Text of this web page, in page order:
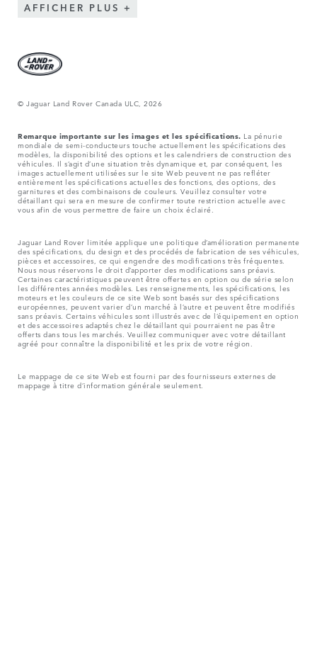
AFFICHER PLUS
© Jaguar Land Rover Canada ULC, 2026
Remarque importante sur les images et les spécifications. La pénurie
mondiale de semi-conducteurs touche actuellement les spécifications des
modèles, la disponibilité des options et les calendriers de construction des
véhicules. Il s’agit d’une situation très dynamique et, par conséquent, les
images actuellement utilisées sur le site Web peuvent ne pas refléter
entièrement les spécifications actuelles des fonctions, des options, des
garnitures et des combinaisons de couleurs. Veuillez consulter votre
détaillant qui sera en mesure de confirmer toute restriction actuelle avec
vous afin de vous permettre de faire un choix éclairé.
Jaguar Land Rover limitée applique une politique d’amélioration permanente
des spécifications, du design et des procédés de fabrication de ses véhicules,
pièces et accessoires, ce qui engendre des modifications très fréquentes.
Nous nous réservons le droit d’apporter des modifications sans préavis.
Certaines caractéristiques peuvent être offertes en option ou de série selon
les différentes années modèles. Les renseignements, les spécifications, les
moteurs et les couleurs de ce site Web sont basés sur des spécifications
européennes, peuvent varier d’un marché à l’autre et peuvent être modifiés
sans préavis. Certains véhicules sont illustrés avec de l’équipement en option
et des accessoires adaptés chez le détaillant qui pourraient ne pas être
offerts dans tous les marchés. Veuillez communiquer avec votre détaillant
agréé pour connaître la disponibilité et les prix de votre région.
Le mappage de ce site Web est fourni par des fournisseurs externes de
mappage à titre d’information générale seulement.